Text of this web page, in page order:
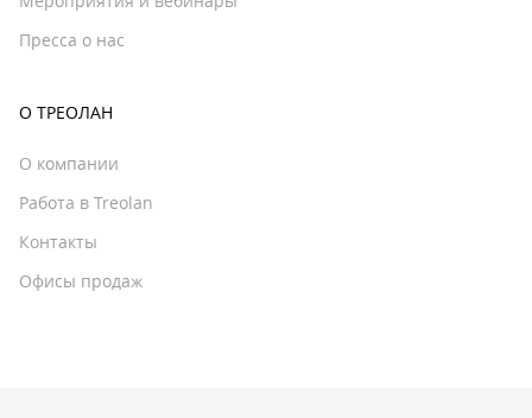
Пресса о нас
О ТРЕОЛАН
О компании
Работа в Treolan
Контакты
Офисы продаж